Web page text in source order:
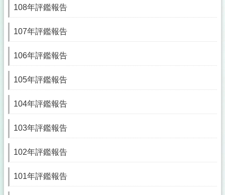
108年評鑑報告
107年評鑑報告
106年評鑑報告
105年評鑑報告
104年評鑑報告
103年評鑑報告
102年評鑑報告
101年評鑑報告